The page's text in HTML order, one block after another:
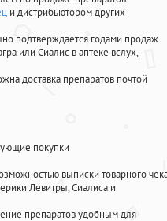
и дистрибьютором других
подтверждается годами продаж
или Сиалис в аптеке вслух,
доставка препаратов почтой
покупки
выписки товарного
Левитры, Сиалиса и
препаратов удобным для